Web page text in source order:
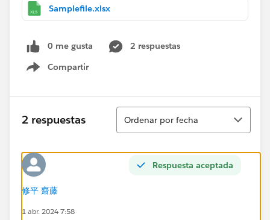
Samplefile.xlsx
0 me gusta
2 respuestas
Compartir
Show menu
2 respuestas
Ordenar
Ordenar por fecha
Respuesta aceptada
修平 齋藤
1 abr. 2024 7:58